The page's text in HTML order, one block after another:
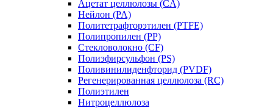
Ацетат целлюлозы (CA)
Нейлон (PA)
Политетрафторэтилен (PTFE)
Полипропилен (PP)
Стекловолокно (CF)
Полиэфирсульфон (PS)
Поливинилиденфторид (PVDF)
Регенерированная целлюлоза (RC)
Полиэтилен
Нитроцеллюлоза